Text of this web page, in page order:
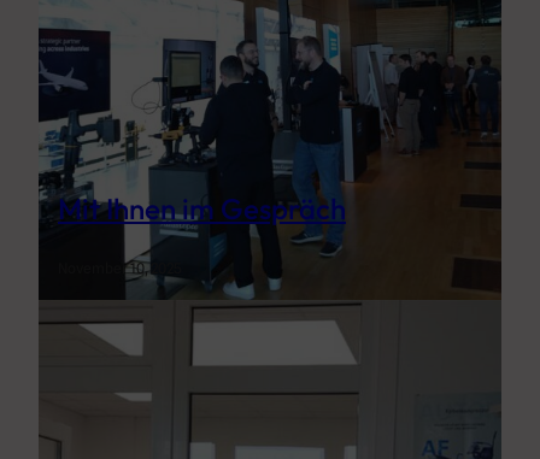
Mit Ihnen im Gespräch
November 10, 2025